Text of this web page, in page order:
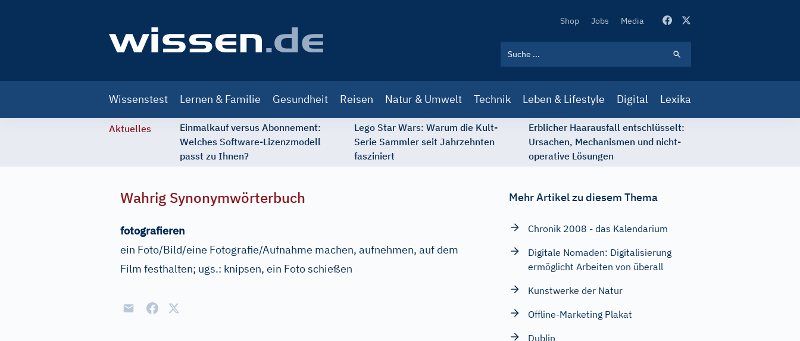
Secondary
Shop Jobs Media
navigation
Wissenstest Lernen & Familie Gesundheit Reisen Natur & Umwelt Technik Leben & Lifestyle Digital Lexika
Aktuelles
Einmalkauf versus Abonnement:
Welches Software-Lizenzmodell
passt zu Ihnen?
Lego Star Wars: Warum die Kult-
Serie Sammler seit Jahrzehnten
fasziniert
Erblicher Haarausfall entschlüsselt:
Ursachen, Mechanismen und nicht-
operative Lösungen
Wahrig Synonymwörterbuch
fotografieren
ein Foto/Bild/eine Fotografie/Aufnahme machen, aufnehmen, auf dem
Film festhalten; ugs.: knipsen, ein Foto schießen
Mehr Artikel zu diesem Thema
Chronik 2008 - das Kalendarium
Digitale Nomaden: Digitalisierung
ermöglicht Arbeiten von überall
Kunstwerke der Natur
Offline-Marketing Plakat
Dublin